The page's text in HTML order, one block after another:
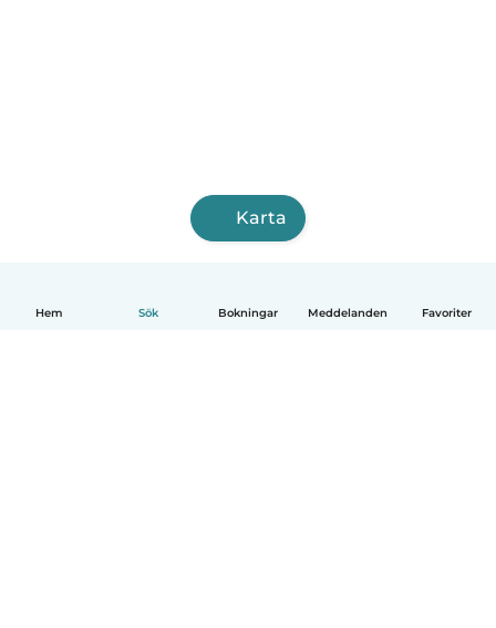
Hem Sök Bokningar Meddelanden Favoriter
Karta